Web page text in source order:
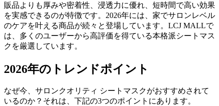
販品よりも厚みや密着性、浸透力に優れ、短時間で高い効果
を実感できるのが特徴です。2026年には、家でサロンレベル
のケアを叶える商品が続々と登場しています。LCJ MALLで
は、多くのユーザーから高評価を得ている本格派シートマス
クを厳選しています。
2026年のトレンドポイント
なぜ今、サロンクオリティ シートマスクがおすすめされて
いるのか？それは、下記の3つのポイントにあります。